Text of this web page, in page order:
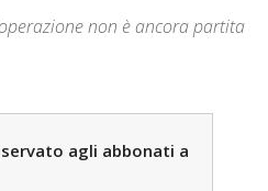
non è ancora partita
agli abbonati a